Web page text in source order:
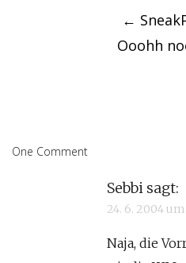
←
Ooohh
One Comment
Sebbi sagt:
24. 6. 2004
Naja, die